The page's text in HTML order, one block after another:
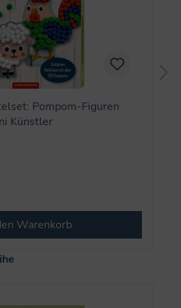
Pompom-Figuren
Künstler
Warenkorb